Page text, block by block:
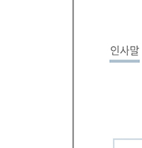
진료 및 치료